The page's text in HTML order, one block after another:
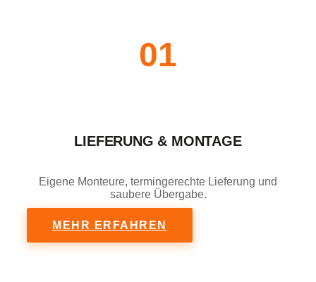
01
LIEFERUNG & MONTAGE
Eigene Monteure, termingerechte Lieferung und
saubere Übergabe.
MEHR ERFAHREN